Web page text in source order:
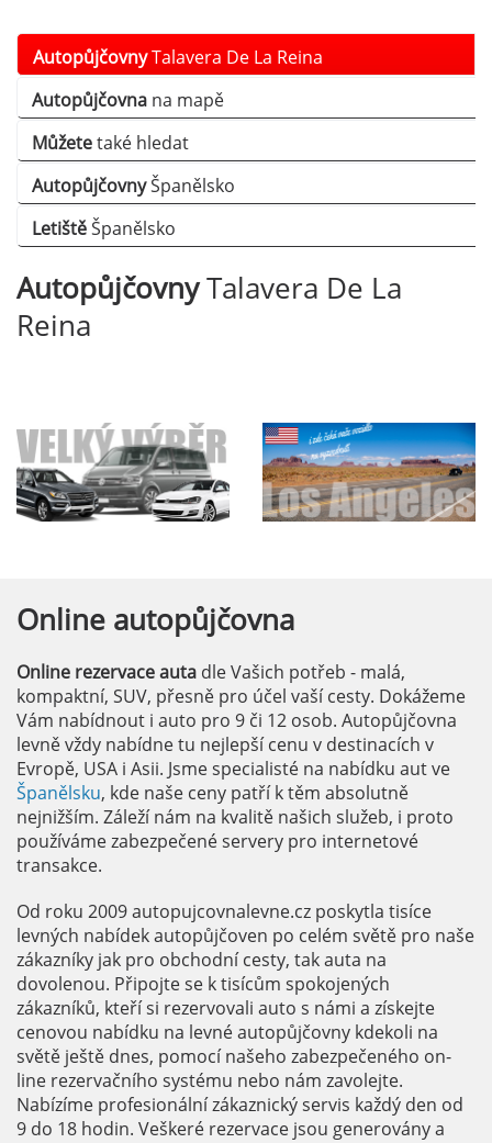
AutopůjčovnyTalavera De La Reina
Autopůjčovna na mapě
Můžetetaké hledat
AutopůjčovnyŠpanělsko
LetištěŠpanělsko
AutopůjčovnyTalavera De La
Reina
Online autopůjčovna
Online rezervace auta dle Vašich potřeb - malá,
kompaktní, SUV, přesně pro účel vaší cesty. Dokážeme
Vám nabídnout i auto pro 9 či 12 osob. Autopůjčovna
levně vždy nabídne tu nejlepší cenu v destinacích v
Evropě, USA i Asii. Jsme specialisté na nabídku aut ve
Španělsku, kde naše ceny patří k těm absolutně
nejnižším. Záleží nám na kvalitě našich služeb, i proto
používáme zabezpečené servery pro internetové
transakce.
Od roku 2009 autopujcovnalevne.cz poskytla tisíce
levných nabídek autopůjčoven po celém světě pro naše
zákazníky jak pro obchodní cesty, tak auta na
dovolenou. Připojte se k tisícům spokojených
zákazníků, kteří si rezervovali auto s námi a získejte
cenovou nabídku na levné autopůjčovny kdekoli na
světě ještě dnes, pomocí našeho zabezpečeného on-
line rezervačního systému nebo nám zavolejte.
Nabízíme profesionální zákaznický servis každý den od
9 do 18 hodin. Veškeré rezervace jsou generovány a